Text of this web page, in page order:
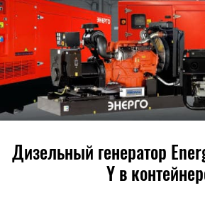
Дизельный генератор
Y в